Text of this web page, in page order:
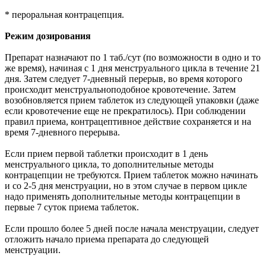
* пероральная контрацепция.
Режим дозирования
Препарат назначают по 1 таб./сут (по возможности в одно и то
же время), начиная с 1 дня менструального цикла в течение 21
дня. Затем следует 7-дневный перерыв, во время которого
происходит менструальноподобное кровотечение. Затем
возобновляется прием таблеток из следующей упаковки (даже
если кровотечение еще не прекратилось). При соблюдении
правил приема, контрацептивное действие сохраняется и на
время 7-дневного перерыва.
Если прием первой таблетки происходит в 1 день
менструального цикла, то дополнительные методы
контрацепции не требуются. Прием таблеток можно начинать
и со 2-5 дня менструации, но в этом случае в первом цикле
надо применять дополнительные методы контрацепции в
первые 7 суток приема таблеток.
Если прошло более 5 дней после начала менструации, следует
отложить начало приема препарата до следующей
менструации.